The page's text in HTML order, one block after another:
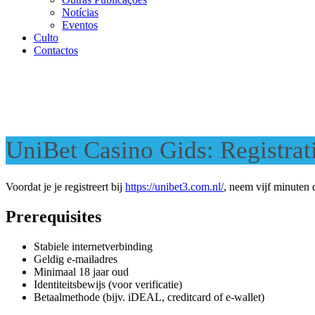
Notícias
Eventos
Culto
Contactos
UniBet Casino Gids:
Voordat je je registreert bij https://unibet3.com.nl/, neem vijf minuten
Prerequisites
Stabiele internetverbinding
Geldig e-mailadres
Minimaal 18 jaar oud
Identiteitsbewijs (voor verificatie)
Betaalmethode (bijv. iDEAL, creditcard of e-wallet)